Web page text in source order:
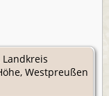
Landkreis
Westpreußen